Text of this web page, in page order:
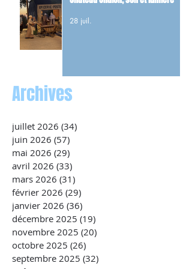
28 juil.
Archives
juillet 2026 (34)
juin 2026 (57)
mai 2026 (29)
avril 2026 (33)
mars 2026 (31)
février 2026 (29)
janvier 2026 (36)
décembre 2025 (19)
novembre 2025 (20)
octobre 2025 (26)
septembre 2025 (32)